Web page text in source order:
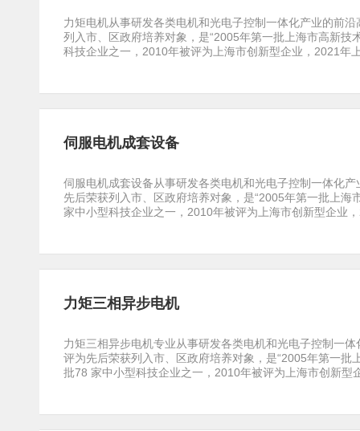
力矩电机从事研发各类电机和光电子控制一体化产业的前
列入市、区政府培养对象，是“2005年第一批上海市高新
科技企业之一，2010年被评为上海市创新型企业，2021年
伺服电机成套设备
伺服电机成套设备从事研发各类电机和光电子控制一体化
先后荣获列入市、区政府培养对象，是“2005年第一批上
家中小型科技企业之一，2010年被评为上海市创新型企业
力矩三相异步电机
力矩三相异步电机专业从事研发各类电机和光电子控制一
评为先后荣获列入市、区政府培养对象，是“2005年第一批
批78 家中小型科技企业之一，2010年被评为上海市创新型